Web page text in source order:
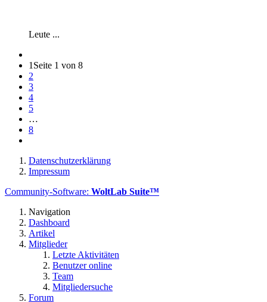
Leute ...
1 Seite 1 von 8
2
3
4
5
…
8
Datenschutzerklärung
Impressum
Community-Software: WoltLab Suite™
Navigation
Dashboard
Artikel
Mitglieder
Letzte Aktivitäten
Benutzer online
Team
Mitgliedersuche
Forum